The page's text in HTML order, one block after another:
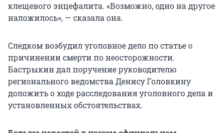
клещевого энцефалита. «Возможно, одно на другое
наложилось», — сказала она.
Следком возбудил уголовное дело по статье о
причинении смерти по неосторожности.
Бастрыкин дал поручение руководителю
регионального ведомства Денису Головкину
доложить о ходе расследования уголовного дела и
установленных обстоятельствах.